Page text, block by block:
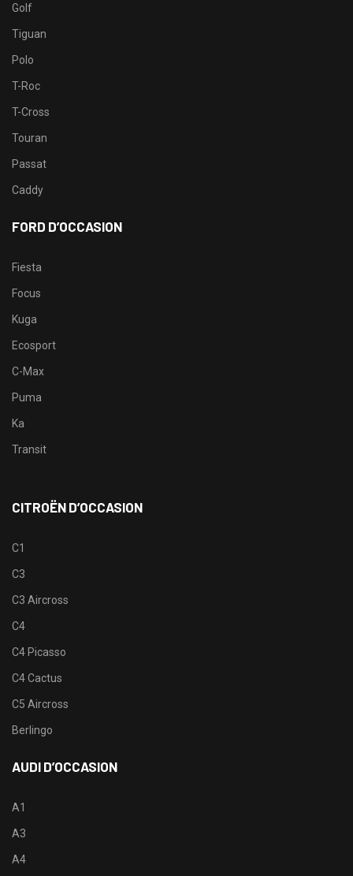
Golf
Tiguan
Polo
T-Roc
T-Cross
Touran
Passat
Caddy
FORD D’OCCASION
Fiesta
Focus
Kuga
Ecosport
C-Max
Puma
Ka
Transit
CITROËN D’OCCASION
C1
C3
C3 Aircross
C4
C4 Picasso
C4 Cactus
C5 Aircross
Berlingo
AUDI D’OCCASION
A1
A3
A4